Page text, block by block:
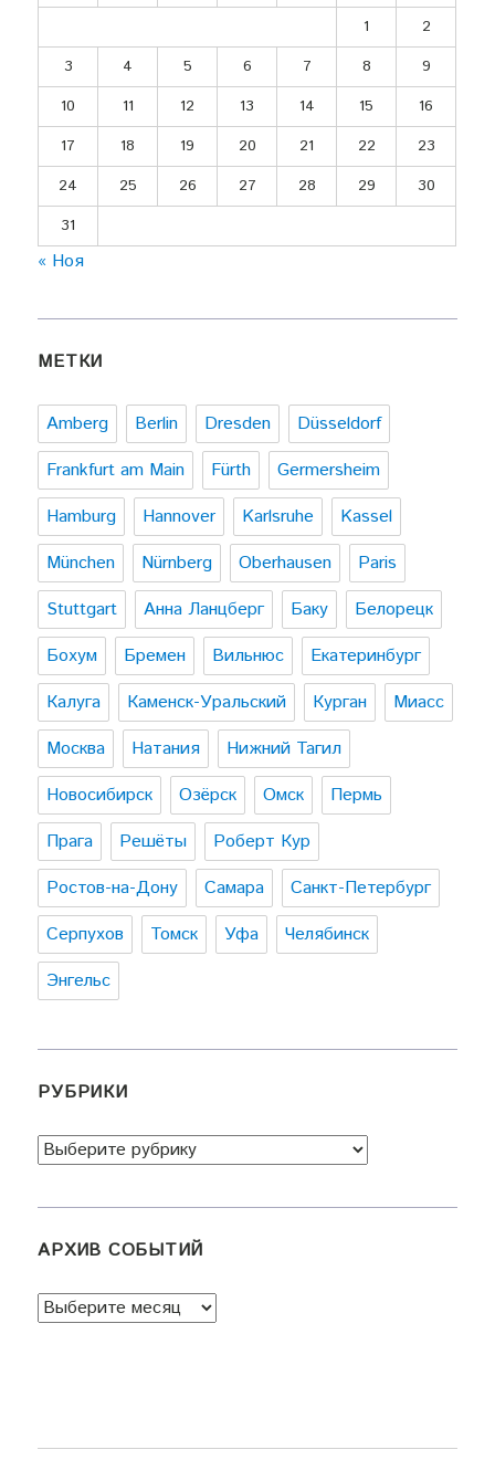
1
2
3
4 5 6 7 8
9
10
11 12 13 14 15
16
17
18 19 20 21 22
23
24
25 26 27 28 29
30
31
« Ноя
МЕТКИ
Amberg Berlin Dresden
Düsseldorf
Frankfurt am Main
Fürth
Germersheim
Hamburg
Hannover Karlsruhe
Kassel
München
Nürnberg Oberhausen
Paris
Stuttgart
Анна Ланцберг Баку
Белорецк
Бохум
Бремен Вильнюс
Екатеринбург
Калуга
Каменск-Уральский Курган
Миасс
Москва
Натания
Нижний Тагил
Новосибирск
Озёрск Омск
Пермь
Прага
Решёты
Роберт Кур
Ростов-на-Дону
Самара
Санкт-Петербург
Серпухов
Томск Уфа
Челябинск
Энгельс
РУБРИКИ
Рубрики
АРХИВ СОБЫТИЙ
Архив